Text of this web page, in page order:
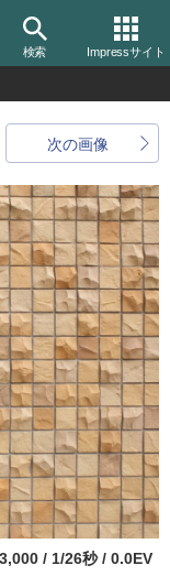
検索 Impressサイト
次の画像
/ 1/26秒 / 0.0EV